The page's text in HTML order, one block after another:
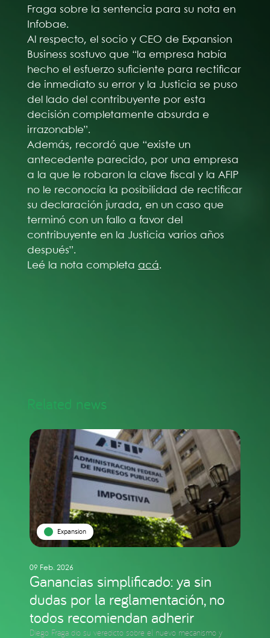
Fraga sobre la sentencia para su nota en
Infobae.
Al respecto, el socio y CEO de Expansion
Business sostuvo que “la empresa había
hecho el esfuerzo suficiente para rectificar
de inmediato su error y la Justicia se puso
del lado del contribuyente por esta
decisión completamente absurda e
irrazonable”.
Además, recordó que “existe un
antecedente parecido, por una empresa
a la que le robaron la clave fiscal y la AFIP
no le reconocía la posibilidad de rectificar
su declaración jurada, en un caso que
terminó con un fallo a favor del
contribuyente en la Justicia varios años
después”.
Leé la nota completa acá.
Related news
Expansion
09 Feb. 2026
Ganancias simplificado: ya sin
dudas por la reglamentación, no
todos recomiendan adherir
Diego Fraga dio su veredicto sobre el nuevo mecanismo y